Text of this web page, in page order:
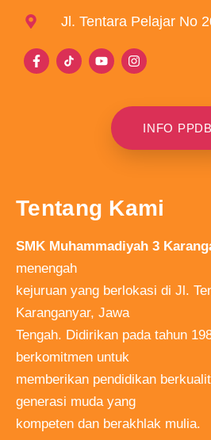
Jl. Tentara Pelajar No
INFO PPDB
Tentang Kami
SMK Muhammadiyah 3
menengah
kejuruan yang berlokasi di Jl.
Karanganyar, Jawa
Tengah. Didirikan pada tahun
berkomitmen untuk
memberikan pendidikan
generasi muda yang
kompeten dan berakhlak mulia.